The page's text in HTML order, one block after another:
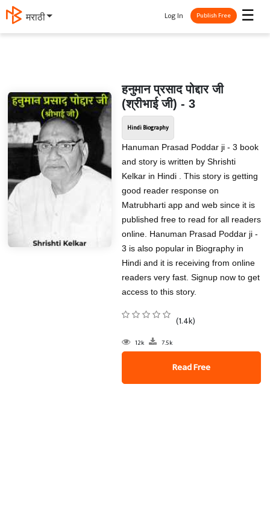
मराठी ☰
Log In Publish Free
हनुमान प्रसाद पोद्दार जी
(श्रीभाई जी) - 3
Hindi Biography
Hanuman Prasad Poddar ji - 3 book
and story is written by Shrishti
Kelkar in Hindi . This story is getting
good reader response on
Matrubharti app and web since it is
published free to read for all readers
online. Hanuman Prasad Poddar ji -
3 is also popular in Biography in
Hindi and it is receiving from online
readers very fast. Signup now to get
access to this story.
(1.4k)
12k 7.5k
Read Free